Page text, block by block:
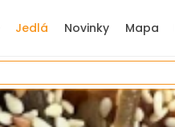
Jedlá Novinky Mapa